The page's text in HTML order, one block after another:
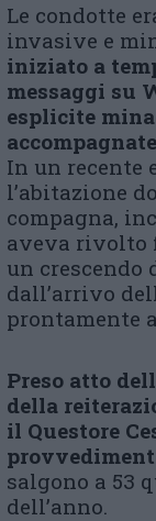
Le condotte
invasive e
iniziato a
messaggi su
esplicite
In un recente
l’abitazione
compagna,
aveva rivolto
un
dall’arrivo
prontamente
Preso atto
della
il Questore
salgono a 53
dell’anno.